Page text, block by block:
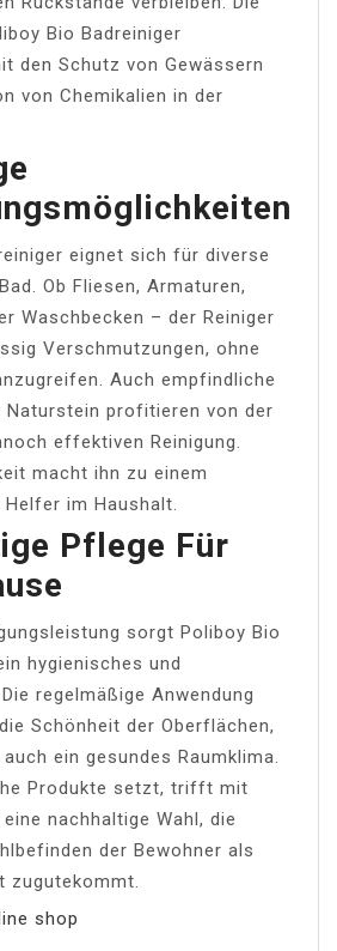
Bio Badreiniger
den Schutz von Gewässern
von Chemikalien in der
eignet sich für diverse
Ob Fliesen, Armaturen,
Waschbecken – der Reiniger
Verschmutzungen, ohne
Auch empfindliche
Naturstein profitieren von der
effektiven Reinigung.
macht ihn zu einem
im Haushalt.
Pflege Für
sorgt Poliboy Bio
hygienisches und
regelmäßige Anwendung
Schönheit der Oberflächen,
ein gesundes Raumklima.
Produkte setzt, trifft mit
nachhaltige Wahl, die
der Bewohner als
zugutekommt.
shop